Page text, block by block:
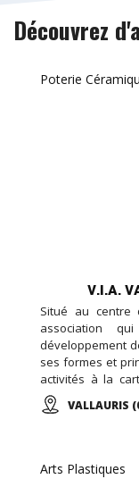
Découvrez
Poterie
V.I.A.
Situé au centre
association
développement
ses formes et
activités à la
d’élèves et
VALLAURIS
Arts Plastiques